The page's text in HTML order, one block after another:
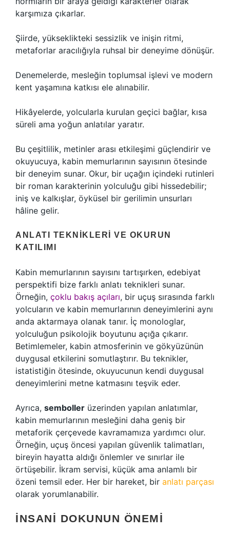
karşımıza çıkarlar.
Şiirde, yükseklikteki sessizlik ve inişin ritmi,
metaforlar aracılığıyla ruhsal bir deneyime dönüşür.
Denemelerde, mesleğin toplumsal işlevi ve modern
kent yaşamına katkısı ele alınabilir.
Hikâyelerde, yolcularla kurulan geçici bağlar, kısa
süreli ama yoğun anlatılar yaratır.
Bu çeşitlilik, metinler arası etkileşimi güçlendirir ve
okuyucuya, kabin memurlarının sayısının ötesinde
bir deneyim sunar. Okur, bir uçağın içindeki rutinleri
bir roman karakterinin yolculuğu gibi hissedebilir;
iniş ve kalkışlar, öyküsel bir gerilimin unsurları
hâline gelir.
ANLATI TEKNIKLERI VE OKURUN
KATILIMI
Kabin memurlarının sayısını tartışırken, edebiyat
perspektifi bize farklı anlatı teknikleri sunar.
Örneğin, çoklu bakış açıları, bir uçuş sırasında farklı
yolcuların ve kabin memurlarının deneyimlerini aynı
anda aktarmaya olanak tanır. İç monologlar,
yolculuğun psikolojik boyutunu açığa çıkarır.
Betimlemeler, kabin atmosferinin ve gökyüzünün
duygusal etkilerini somutlaştırır. Bu teknikler,
istatistiğin ötesinde, okuyucunun kendi duygusal
deneyimlerini metne katmasını teşvik eder.
Ayrıca, semboller üzerinden yapılan anlatımlar,
kabin memurlarının mesleğini daha geniş bir
metaforik çerçevede kavramamıza yardımcı olur.
Örneğin, uçuş öncesi yapılan güvenlik talimatları,
bireyin hayatta aldığı önlemler ve sınırlar ile
örtüşebilir. İkram servisi, küçük ama anlamlı bir
özeni temsil eder. Her bir hareket, bir anlatı parçası
olarak yorumlanabilir.
İNSANI DOKUNUN ÖNEMI